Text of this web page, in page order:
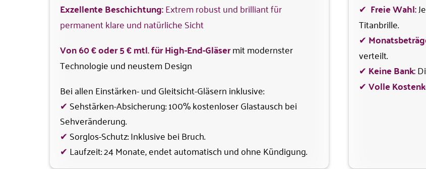
Exzellente Beschichtung:Extrem robust und brilliant für
permanent klare und natürliche Sicht
Von 60 € oder 5 € mtl. für High-End-Gläsermit modernster
Technologie und neustem Design
Bei allen Einstärken- und Gleitsicht-Gläsern inklusive:
✔ Sehstärken-Absicherung: 100% kostenloser Glastausch bei
Sehveränderung.
✔ Sorglos-Schutz: Inklusive bei Bruch.
✔ Laufzeit: 24 Monate, endet automatisch und ohne Kündigung.
✔ Freie Wahl:
Titanbrille.
✔
verteilt.
✔ Keine Bank:
✔Volle